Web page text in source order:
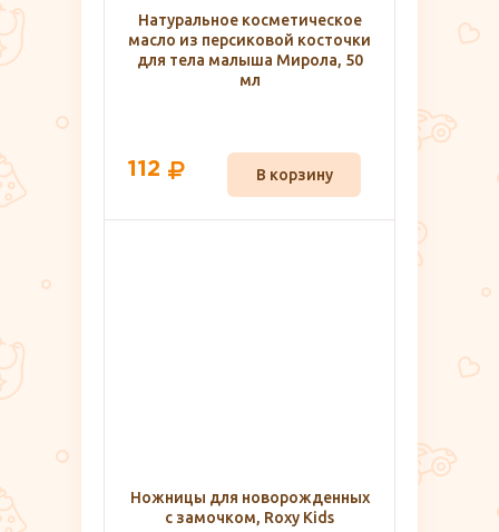
Натуральное косметическое
масло из персиковой косточки
для тела малыша Мирола, 50
мл
112 В корзину
Ножницы для новорожденных
с замочком, Roxy Kids